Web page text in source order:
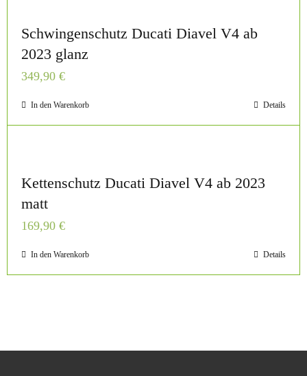
Schwingenschutz Ducati Diavel V4 ab
2023 glanz
349,90 €
In den Warenkorb Details
Kettenschutz Ducati Diavel V4 ab 2023
matt
169,90 €
In den Warenkorb Details